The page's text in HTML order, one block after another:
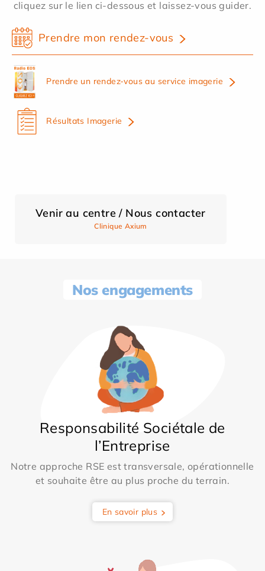
cliquez sur le lien ci-dessous et laissez-vous guider.
Prendre mon rendez-vous
Prendre un rendez-vous au service imagerie
Résultats Imagerie
Venir au centre / Nous contacter
Clinique Axium
Nos engagements
Responsabilité Sociétale de
l’Entreprise
Notre approche RSE est transversale, opérationnelle
et souhaite être au plus proche du terrain.
En savoir plus